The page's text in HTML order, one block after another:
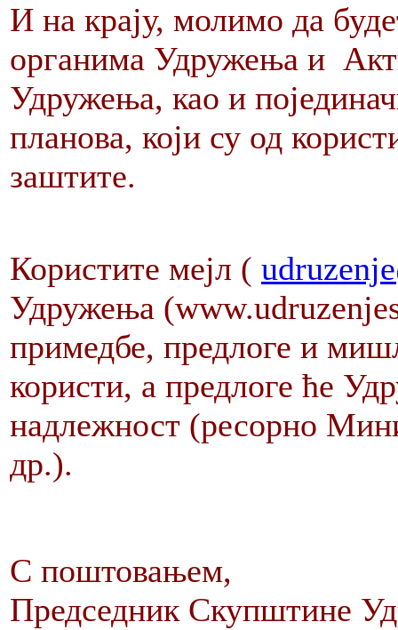
И на крају, молимо да
органима Удружења и
Удружења, као и
планова, који су од
заштите.
Користите мејл (
Удружења
примедбе, предлоге и
користи, а предлоге ће
надлежност (ресорно
др.).
С
Председник Скупштине